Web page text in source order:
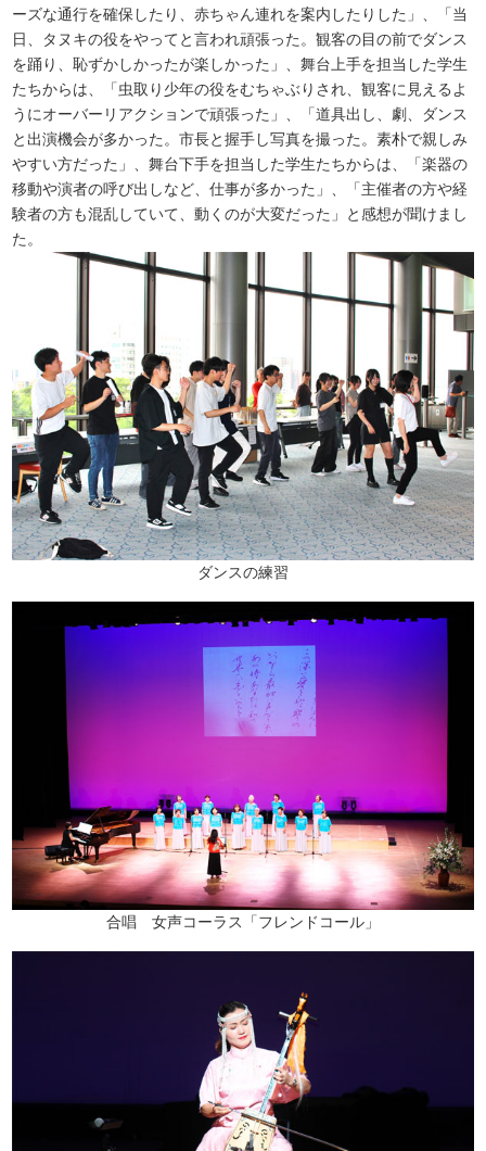
ーズな通行を確保したり、赤ちゃん連れを案内したりした」、「当
日、タヌキの役をやってと言われ頑張った。観客の目の前でダンス
を踊り、恥ずかしかったが楽しかった」、舞台上手を担当した学生
たちからは、「虫取り少年の役をむちゃぶりされ、観客に見えるよ
うにオーバーリアクションで頑張った」、「道具出し、劇、ダンス
と出演機会が多かった。市長と握手し写真を撮った。素朴で親しみ
やすい方だった」、舞台下手を担当した学生たちからは、「楽器の
移動や演者の呼び出しなど、仕事が多かった」、「主催者の方や経
験者の方も混乱していて、動くのが大変だった」と感想が聞けまし
た。
ダンスの練習
合唱 女声コーラス「フレンドコール」